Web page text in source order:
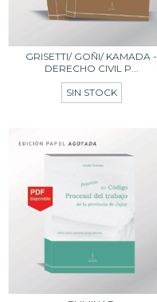
GRISETTI/ GOÑI/ KAMADA -
DERECHO CIVIL P...
SIN STOCK